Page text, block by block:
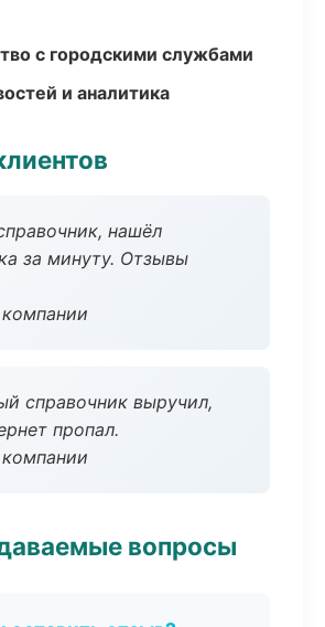
с городскими службами
и аналитика
нашёл
за минуту. Отзывы
справочник выручил,
пропал.
вопросы